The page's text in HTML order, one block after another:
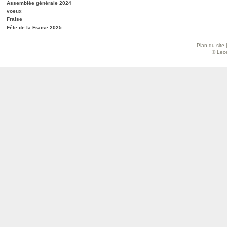
Assemblée générale 2024
voeux
Fraise
Fête de la Fraise 2025
Plan du site
©